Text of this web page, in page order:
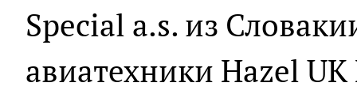
Special a.s. из
авиатехники Hazel